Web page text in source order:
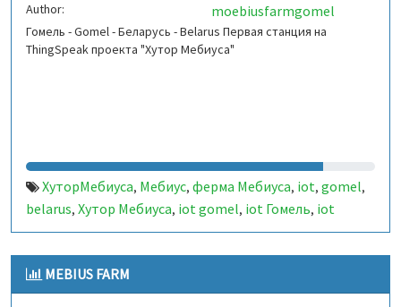
Author:
moebiusfarmgomel
Гомель - Gomel - Беларусь - Belarus Первая станция на
ThingSpeak проекта "Хутор Мебиуса"
ХуторМебиуса, Мебиус, ферма Мебиуса, iot, gomel,
belarus, Хутор Мебиуса, iot gomel, iot Гомель, iot
Беларусь,Беларусь
MEBIUS FARM